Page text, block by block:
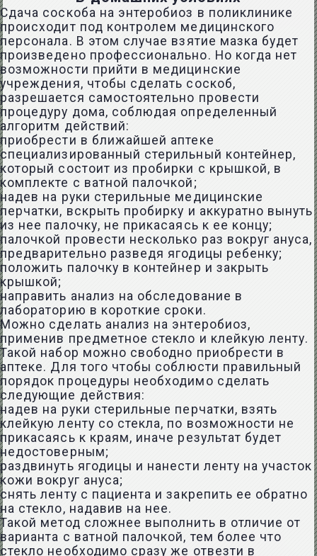
Сдача соскоба на энтеробиоз в поликлинике
происходит под контролем медицинского
персонала. В этом случае взятие мазка будет
произведено профессионально. Но когда нет
возможности прийти в медицинские
учреждения, чтобы сделать соскоб,
разрешается самостоятельно провести
процедуру дома, соблюдая определенный
алгоритм действий:
приобрести в ближайшей аптеке
специализированный стерильный контейнер,
который состоит из пробирки с крышкой, в
комплекте с ватной палочкой;
надев на руки стерильные медицинские
перчатки, вскрыть пробирку и аккуратно вынуть
из нее палочку, не прикасаясь к ее концу;
палочкой провести несколько раз вокруг ануса,
предварительно разведя ягодицы ребенку;
положить палочку в контейнер и закрыть
крышкой;
направить анализ на обследование в
лабораторию в короткие сроки.
Можно сделать анализ на энтеробиоз,
применив предметное стекло и клейкую ленту.
Такой набор можно свободно приобрести в
аптеке. Для того чтобы соблюсти правильный
порядок процедуры необходимо сделать
следующие действия:
надев на руки стерильные перчатки, взять
клейкую ленту со стекла, по возможности не
прикасаясь к краям, иначе результат будет
недостоверным;
раздвинуть ягодицы и нанести ленту на участок
кожи вокруг ануса;
снять ленту с пациента и закрепить ее обратно
на стекло, надавив на нее.
Такой метод сложнее выполнить в отличие от
варианта с ватной палочкой, тем более что
стекло необходимо сразу же отвезти в